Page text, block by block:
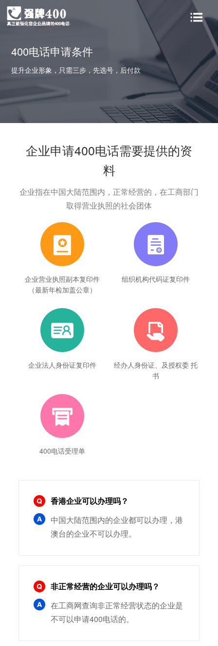
首页 400价值
申请条件 实名认证
新闻资讯
400电话申请条件
提升企业形象，只需三步，先选号，后付款
企业申请400电话需要提供的资
料
企业指在中国大陆范围内，正常经营的，在工商部门
取得营业执照的社会团体
企业营业执照副本复印件
（最新年检加盖公章）
组织机构代码证复印件
企业法人身份证复印件
经办人身份证、及授权委 托
书
400电话受理单
香港企业可以办理吗？
中国大陆范围内的企业都可以办理，港
澳台的企业不可以办理。
非正常经营的企业可以办理吗？
在工商网查询非正常经营状态的企业是
不可以申请400电话的。